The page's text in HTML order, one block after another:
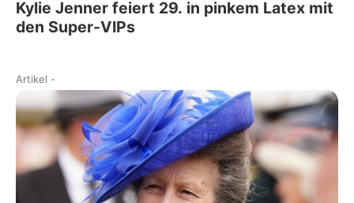
Kylie Jenner feiert 29. in pinkem Latex mit
den Super-VIPs
Artikel -